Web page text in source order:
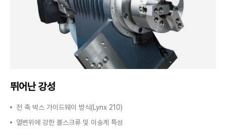
뛰어난 강성
전 축 박스 가이드웨이 방식(Lynx 210)
열변위에 강한 볼스크류 및 이송계 특성